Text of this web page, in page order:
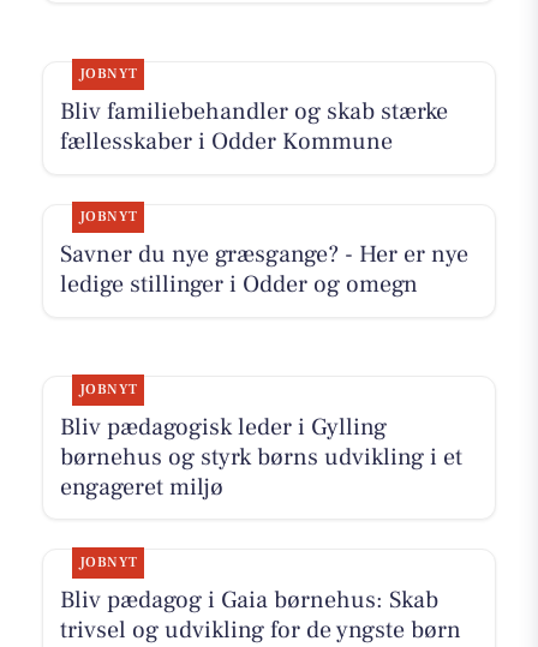
JOBNYT
Bliv familiebehandler og skab stærke
fællesskaber i Odder Kommune
JOBNYT
Savner du nye græsgange? - Her er nye
ledige stillinger i Odder og omegn
JOBNYT
Bliv pædagogisk leder i Gylling
børnehus og styrk børns udvikling i et
engageret miljø
JOBNYT
Bliv pædagog i Gaia børnehus: Skab
trivsel og udvikling for de yngste børn